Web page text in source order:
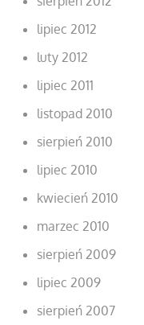
lipiec 2012
luty 2012
lipiec 2011
listopad 2010
sierpień 2010
lipiec 2010
kwiecień 2010
marzec 2010
sierpień 2009
lipiec 2009
sierpień 2007